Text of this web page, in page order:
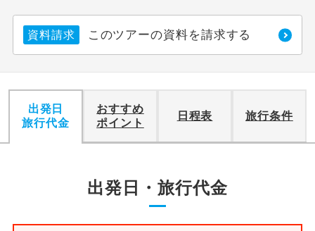
資料請求 このツアーの資料を請求する
出発日
旅行代金
おすすめ
ポイント
日程表 旅行条件
出発日・旅行代金